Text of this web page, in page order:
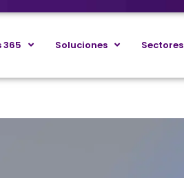
365 Soluciones Sectores